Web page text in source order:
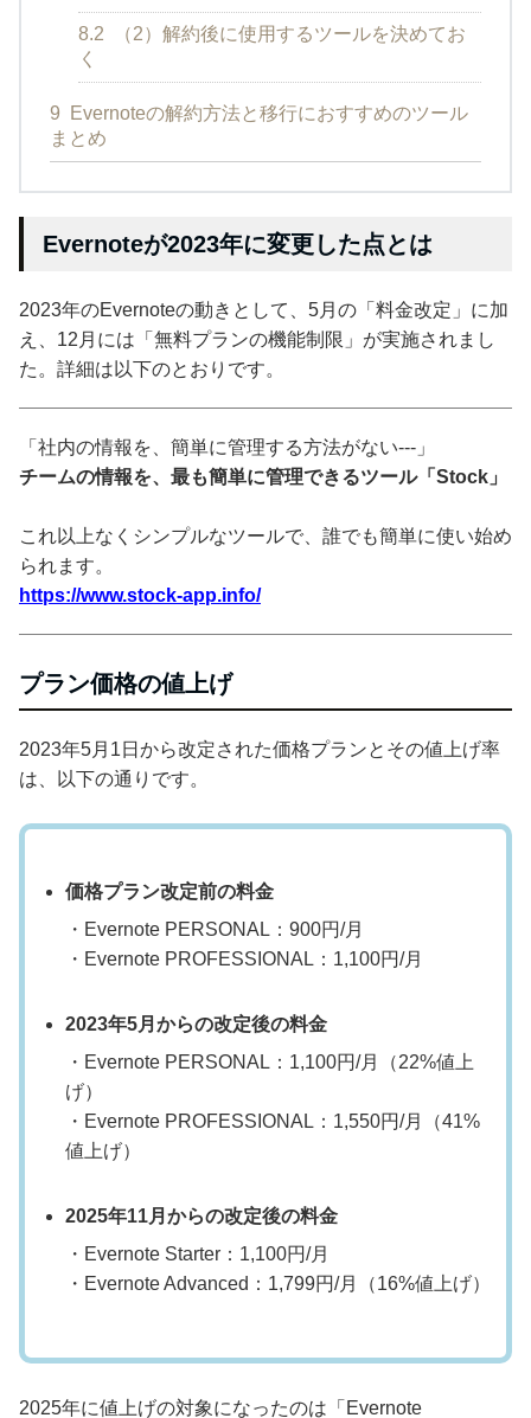
8.2
（2）解約後に使用するツールを決めてお
く
9
Evernoteの解約方法と移行におすすめのツール
まとめ
Evernoteが2023年に変更した点とは
2023年のEvernoteの動きとして、5月の「料金改定」に加
え、12月には「無料プランの機能制限」が実施されまし
た。詳細は以下のとおりです。
「社内の情報を、簡単に管理する方法がない---」
チームの情報を、最も簡単に管理できるツール「Stock」
これ以上なくシンプルなツールで、誰でも簡単に使い始め
られます。
https://www.stock-app.info/
プラン価格の値上げ
2023年5月1日から改定された価格プランとその値上げ率
は、以下の通りです。
価格プラン改定前の料金
・Evernote PERSONAL：900円/月
・Evernote PROFESSIONAL：1,100円/月
2023年5月からの改定後の料金
・Evernote PERSONAL：1,100円/月（22%値上
げ）
・Evernote PROFESSIONAL：1,550円/月（41%
値上げ）
2025年11月からの改定後の料金
・Evernote Starter：1,100円/月
・Evernote Advanced：1,799円/月（16%値上げ）
2025年に値上げの対象になったのは「Evernote